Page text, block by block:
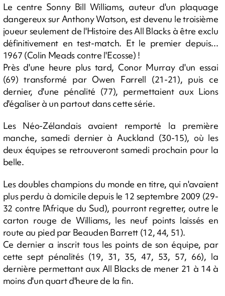
Le centre Sonny Bill Williams, auteur d'un plaquage
dangereux sur Anthony Watson, est devenu le troisième
joueur seulement de l'Histoire des All Blacks à être exclu
définitivement en test-match. Et le premier depuis...
1967 (Colin Meads contre l'Ecosse) !
Près d'une heure plus tard, Conor Murray d'un essai
(69) transformé par Owen Farrell (21-21), puis ce
dernier, d'une pénalité (77), permettaient aux Lions
d'égaliser à un partout dans cette série.
Les Néo-Zélandais avaient remporté la première
manche, samedi dernier à Auckland (30-15), où les
deux équipes se retrouveront samedi prochain pour la
belle.
Les doubles champions du monde en titre, qui n'avaient
plus perdu à domicile depuis le 12 septembre 2009 (29-
32 contre l'Afrique du Sud), pourront regretter, outre le
carton rouge de Williams, les neuf points laissés en
route au pied par Beauden Barrett (12, 44, 51).
Ce dernier a inscrit tous les points de son équipe, par
cette sept pénalités (19, 31, 35, 47, 53, 57, 66), la
dernière permettant aux All Blacks de mener 21 à 14 à
moins d'un quart d'heure de la fin.